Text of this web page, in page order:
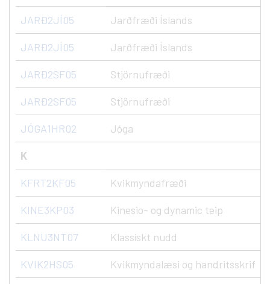
JARÐ2JÍ05 Jarðfræði Íslands
JARÐ2JÍ05 Jarðfræði Íslands
JARÐ2SF05 Stjörnufræði
JARÐ2SF05 Stjörnufræði
JÓGA1HR02 Jóga
K
KFRT2KF05 Kvikmyndafræði
KINE3KP03 Kinesio- og dynamic teip
KLNU3NT07 Klassískt nudd
KVIK2HS05 Kvikmyndalæsi og handritsskrif